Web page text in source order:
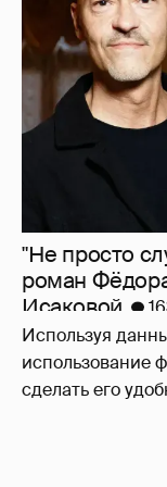
Используя
использование
сделать его
"Не просто
роман
Исаковой